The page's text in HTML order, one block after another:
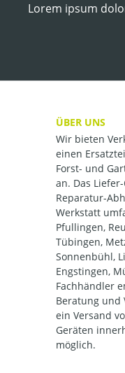
Lorem ipsum
ÜBER UNS
Wir bieten
einen
Forst- und
an. Das
Reparatur-
Werkstatt
Pfullingen,
Tübingen,
Sonnenbühl,
Engstingen,
Fachhändler
Beratung und
ein Versand
Geräten
möglich.